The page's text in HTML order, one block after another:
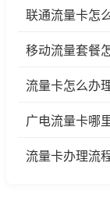
联通流量卡怎
移动流量套餐
流量卡怎么办
广电流量卡哪
流量卡办理流